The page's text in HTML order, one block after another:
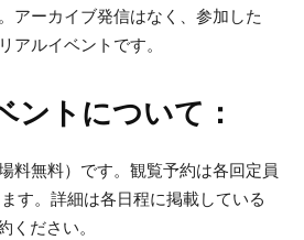
アーカイブ発信はなく、参加した
アルイベントです。
ントについて：
料無料）です。観覧予約は各回定員
す。詳細は各日程に掲載している
ください。